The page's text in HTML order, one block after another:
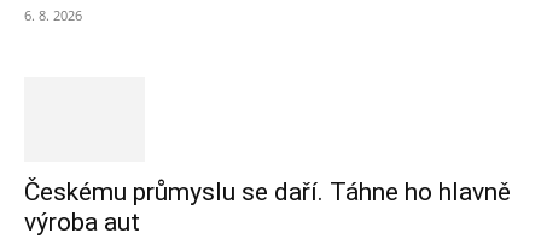
6. 8. 2026
Českému průmyslu se daří. Táhne ho hlavně
výroba aut